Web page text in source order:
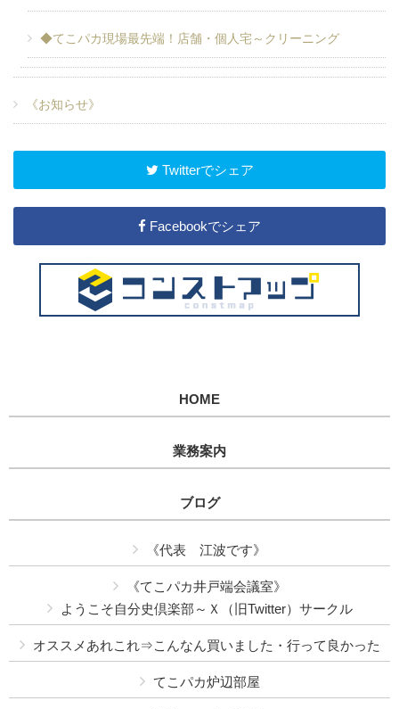
◆てこパカ現場最先端！店舗・個人宅～クリーニング
《お知らせ》
Twitterでシェア
Facebookでシェア
HOME
業務案内
ブログ
《代表 江波です》
《てこパカ井戸端会議室》
ようこそ自分史倶楽部～Ｘ（旧Twitter）サークル
オススメあれこれ⇒こんなん買いました・行って良かった
てこパカ炉辺部屋